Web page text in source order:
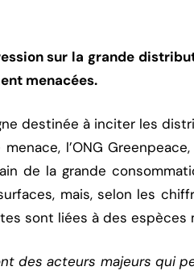
sur la grande
menacées.
destinée à inciter les
l’ONG
de la grande
mais, selon les
sont liées à des espèces
des acteurs majeurs qui